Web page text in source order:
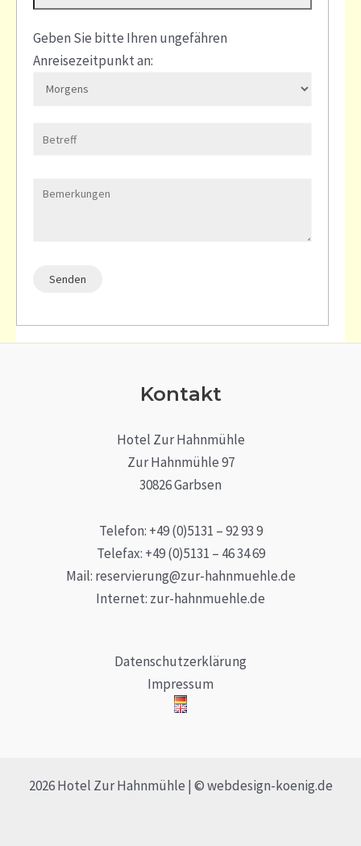
Geben Sie bitte Ihren ungefähren
Anreisezeitpunkt an:
Kontakt
Hotel Zur Hahnmühle
Zur Hahnmühle 97
30826 Garbsen
Telefon: +49 (0)5131 – 92 93 9
Telefax: +49 (0)5131 – 46 34 69
Mail: reservierung@zur-hahnmuehle.de
Internet: zur-hahnmuehle.de
Datenschutzerklärung
Impressum
2026 Hotel Zur Hahnmühle | © webdesign-koenig.de